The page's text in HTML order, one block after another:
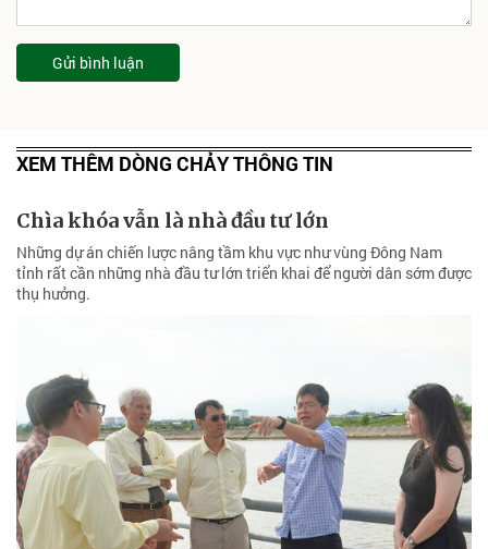
Gửi bình luận
XEM THÊM DÒNG CHẢY THÔNG TIN
Chìa khóa vẫn là nhà đầu tư lớn
Những dự án chiến lược nâng tầm khu vực như vùng Đông Nam
tỉnh rất cần những nhà đầu tư lớn triển khai để người dân sớm được
thụ hưởng.